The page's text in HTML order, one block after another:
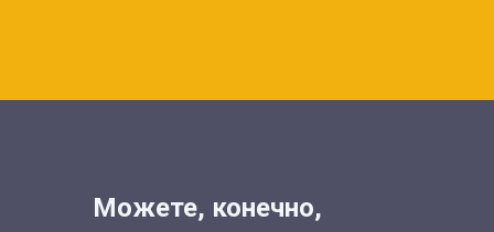
Можете, конечно,